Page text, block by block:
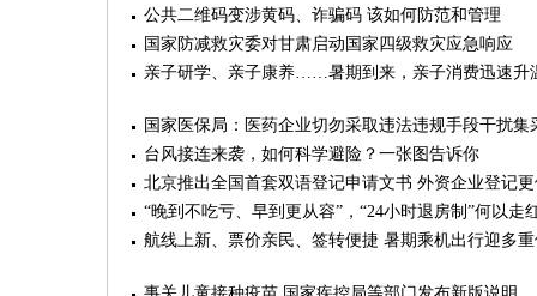
公共二维码变涉黄码、诈骗码 该如何防范和管理
国家防减救灾委对甘肃启动国家四级救灾应急响应
亲子研学、亲子康养……暑期到来，亲子消费迅速升
国家医保局：医药企业切勿采取违法违规手段干扰集
台风接连来袭，如何科学避险？一张图告诉你
北京推出全国首套双语登记申请文书 外资企业登记
“晚到不吃亏、早到更从容”，“24小时退房制”何以走
航线上新、票价亲民、签转便捷 暑期乘机出行迎多